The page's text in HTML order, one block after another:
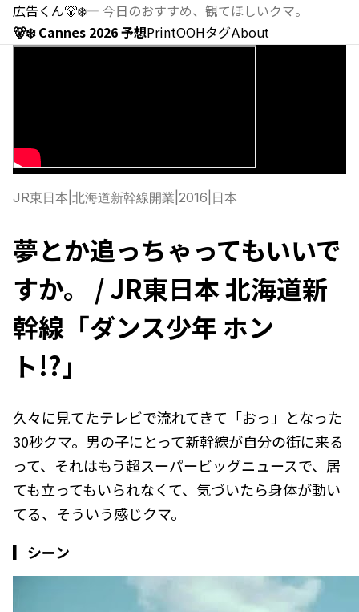
広告くん🐻‍❄️— 今日のおすすめ、観てほしいクマ。
🐻‍❄️ Cannes 2026 予想PrintOOHタグAbout
JR東日本 北海道新幹線開業 2016 日本
夢とか追っちゃってもいいで
すか。 / JR東日本 北海道新
幹線「ダンス少年 ホン
ト!?」
久々に見てたテレビで流れてきて「おっ」となった
30秒クマ。男の子にとって新幹線が自分の街に来る
って、それはもう超スーパービッグニュースで、居
ても立ってもいられなくて、気づいたら身体が動い
てる、そういう感じクマ。
▎シーン